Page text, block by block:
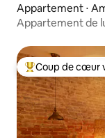
Appartement ⋅
Appartement de
Coups de cœur
Coup de cœur